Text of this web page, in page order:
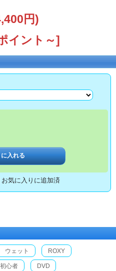
円)
イント～]
お気に入りに追加済
ウェット ROXY
初心者 DVD